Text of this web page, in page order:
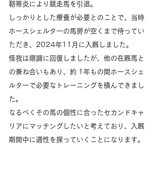
靭帯炎により競走馬を引退。
しっかりとした療養が必要とのことで、当時
ホースシェルターの馬房が空くまで待ってい
ただき、2024年11月に入厩しました。
怪我は順調に回復しましたが、他の在厩馬と
の兼ね合いもあり、約 1年もの間ホースシェ
ルターで必要なトレーニングを積んできまし
た。
なるべくその馬の個性に合ったセカンドキャ
リアにマッチングしたいと考えており、入厩
期間中に適性を探っていくことになります。